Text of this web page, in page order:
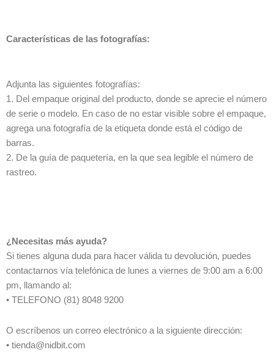
Características de las fotografías:
Adjunta las siguientes fotografías:
1. Del empaque original del producto, donde se aprecie el número
de serie o modelo. En caso de no estar visible sobre el empaque,
agrega una fotografía de la etiqueta donde está el código de
barras.
2. De la guía de paquetería, en la que sea legible el número de
rastreo.
¿Necesitas más ayuda?
Si tienes alguna duda para hacer válida tu devolución, puedes
contactarnos vía telefónica de lunes a viernes de 9:00 am a 6:00
pm, llamando al:
• TELEFONO (81) 8048 9200
O escríbenos un correo electrónico a la siguiente dirección:
• tienda@nidbit.com